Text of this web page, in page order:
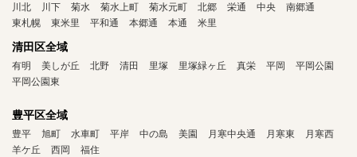
川北 川下 菊水 菊水上町 菊水元町 北郷 栄通 中央
南郷通
東札幌
東米里 平和通 本郷通 本通 米里
清田区全域
有明 美しが丘 北野 清田 里塚 里塚緑ヶ丘 真栄 平岡
平岡公園
平岡公園東
豊平区全域
豊平 旭町 水車町 平岸 中の島 美園 月寒中央通 月寒東
月寒西
羊ケ丘
西岡 福住